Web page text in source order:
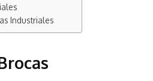
Industriales